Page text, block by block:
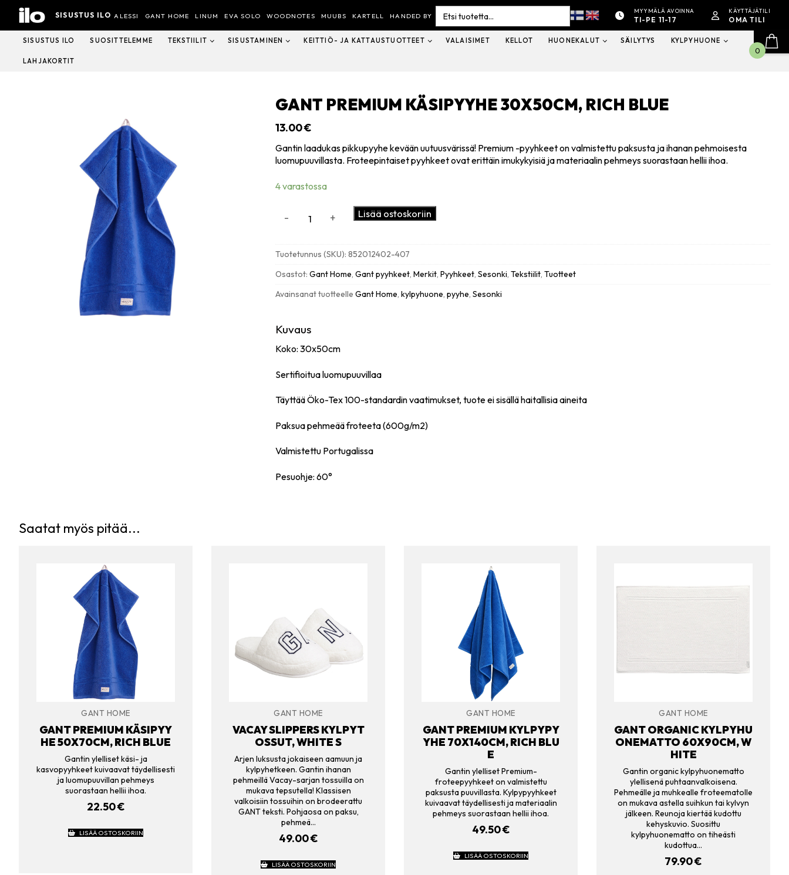
Hyppää
sisältöön
SISUSTUS ILO ALESSI GANT HOME LINUM EVA SOLO WOODNOTES MUUBS KARTELL HANDED BY
Search
for:
MYYMÄLÄ AVOINNA
TI-PE 11-17
KÄYTTÄJÄTILI
OMA TILI
SISUSTUS ILO SUOSITTELEMME TEKSTIILIT SISUSTAMINEN KEITTIÖ- JA KATTAUSTUOTTEET VALAISIMET KELLOT HUONEKALUT SÄILYTYS KYLPYHUONE
LAHJAKORTIT
GANT PREMIUM KÄSIPYYHE 30X50CM, RICH BLUE
13.00€
Gantin laadukas pikkupyyhe kevään uutuusvärissä! Premium -pyyhkeet on valmistettu paksusta ja ihanan pehmoisesta
luomupuuvillasta. Froteepintaiset pyyhkeet ovat erittäin imukykyisiä ja materiaalin pehmeys suorastaan hellii ihoa.
4 varastossa
Premium
rich
blue
- + Lisää ostoskoriin
Tuotetunnus (SKU):852012402-407
Osastot:Gant Home,Gant pyyhkeet,Merkit,Pyyhkeet,Sesonki,Tekstiilit,Tuotteet
Avainsanat tuotteelleGant Home,kylpyhuone,pyyhe,Sesonki
Kuvaus
Koko: 30x50cm
Sertifioitua luomupuuvillaa
Täyttää Öko-Tex 100-standardin vaatimukset, tuote ei sisällä haitallisia aineita
Paksua pehmeää froteeta (600g/m2)
Valmistettu Portugalissa
Pesuohje: 60°
Saatat myös pitää...
GANT HOME
GANT PREMIUM KÄSIPYY
HE 50X70CM, RICH BLUE
Gantin ylelliset käsi- ja
kasvopyyhkeet kuivaavat täydellisesti
ja luomupuuvillan pehmeys
suorastaan hellii ihoa.
22.50€
LISÄÄ OSTOSKORIIN
GANT HOME
VACAY SLIPPERS KYLPYT
OSSUT, WHITE S
Arjen luksusta jokaiseen aamuun ja
kylpyhetkeen. Gantin ihanan
pehmeillä Vacay-sarjan tossuilla on
mukava tepsutella! Klassisen
valkoisiin tossuihin on brodeerattu
GANT teksti. Pohjaosa on paksu,
pehmeä…
49.00€
LISÄÄ OSTOSKORIIN
GANT HOME
GANT PREMIUM KYLPYPY
YHE 70X140CM, RICH BLU
E
Gantin ylelliset Premium-
froteepyyhkeet on valmistettu
paksusta puuvillasta. Kylpypyyhkeet
kuivaavat täydellisesti ja materiaalin
pehmeys suorastaan hellii ihoa.
49.50€
LISÄÄ OSTOSKORIIN
GANT HOME
GANT ORGANIC KYLPYHU
ONEMATTO 60X90CM, W
HITE
Gantin organic kylpyhuonematto
ylellisenä puhtaanvalkoisena.
Pehmeälle ja muhkealle froteematolle
on mukava astella suihkun tai kylvyn
jälkeen. Reunoja kiertää kudottu
kehyskuvio. Suosittu
kylpyhuonematto on tiheästi
kudottua…
79.90€
0